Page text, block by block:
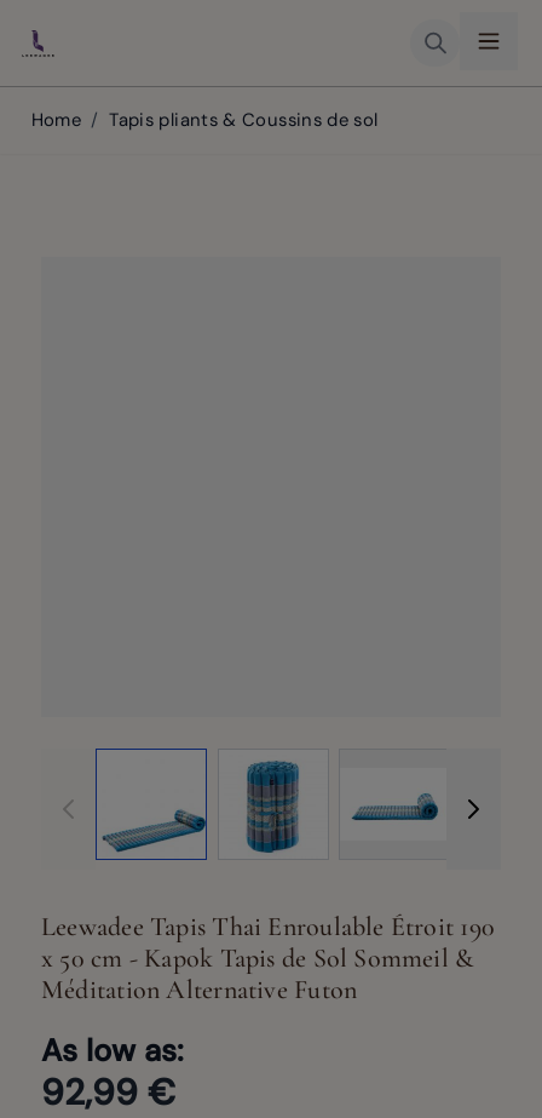
Home / Tapis pliants & Coussins de sol
View larger imageView larger image
Leewadee Tapis Thai Enroulable Étroit 190
x 50 cm - Kapok Tapis de Sol Sommeil &
Méditation Alternative Futon
As low as:
92,99 €